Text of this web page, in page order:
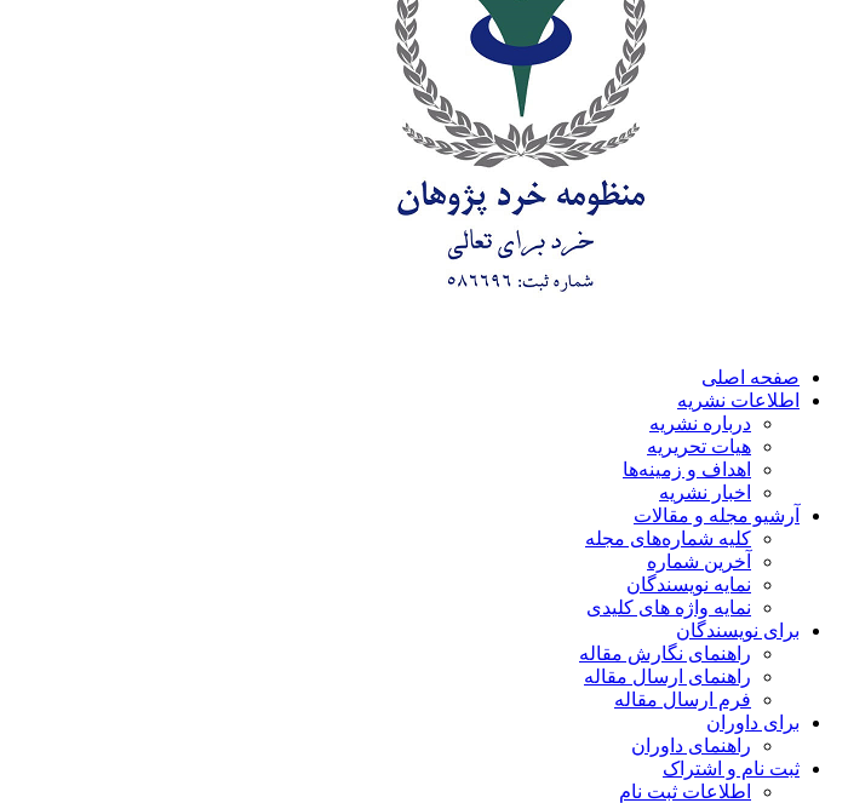
صفحه اصلی
اطلاعات نشریه
درباره نشریه
هیات تحریریه
اهداف و زمینه‌ها
اخبار نشریه
آرشیو مجله و مقالات
کلیه شماره‌های مجله
آخرین شماره
نمایه نویسندگان
نمایه واژه های کلیدی
برای نویسندگان
راهنمای نگارش مقاله
راهنمای ارسال مقاله
فرم ارسال مقاله
برای داوران
راهنمای داوران
ثبت نام و اشتراک
اطلاعات ثبت نام